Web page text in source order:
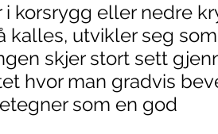
korsrygg eller nedre
kalles, utvikler seg
skjer stort sett
hvor man gradvis
som en god